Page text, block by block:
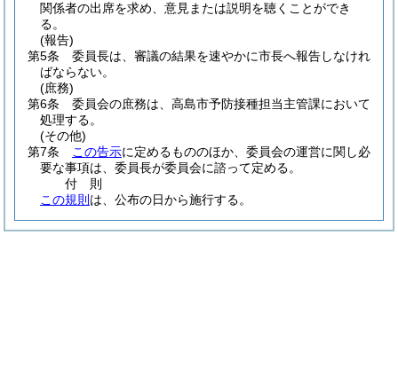
関係者の出席を求め、意見または説明を聴くことができ
る。
(報告)
第5条
委員長は、審議の結果を速やかに市長へ報告しなけれ
ばならない。
(庶務)
第6条
委員会の庶務は、高島市予防接種担当主管課において
処理する。
(その他)
第7条
この告示に定めるもののほか、委員会の運営に関し必
要な事項は、委員長が委員会に諮って定める。
付 則
この規則 は、公布の日から施行する。